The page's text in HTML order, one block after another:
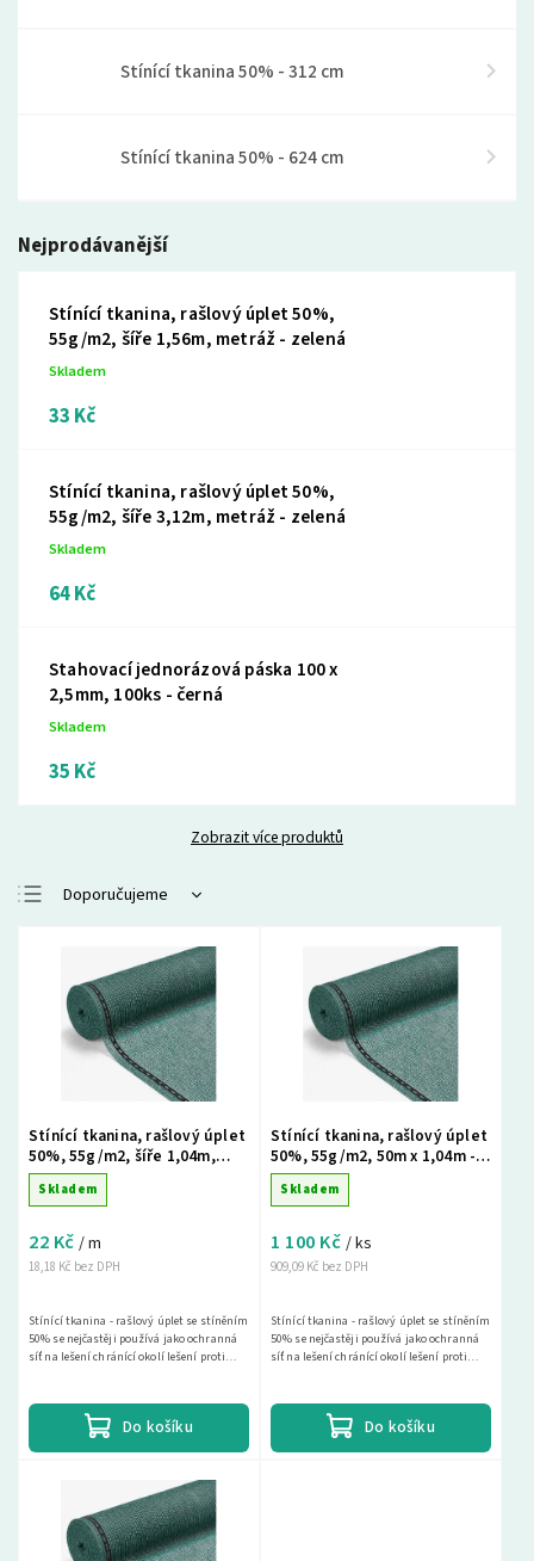
Stínící tkanina 50% - 312 cm
Stínící tkanina 50% - 624 cm
Nejprodávanější
Stínící tkanina, rašlový úplet 50%,
55g/m2, šíře 1,56m, metráž - zelená
Skladem
33 Kč
Stínící tkanina, rašlový úplet 50%,
55g/m2, šíře 3,12m, metráž - zelená
Skladem
64 Kč
Stahovací jednorázová páska 100 x
2,5mm, 100ks - černá
Skladem
35 Kč
Zobrazit více produktů
Doporučujeme
Nejdražší
Nejprodávanější
Abecedně
Stínící tkanina, rašlový úplet
50%, 55g/m2, šíře 1,04m,
metráž - zelená
Skladem
18,18 Kč bez DPH
22 Kč / m
Do košíku
Stínící tkanina - rašlový úplet se stíněním
50% se nejčastěji používá jako ochranná
síť na lešení chránící okolí lešení proti
Stínící tkanina, rašlový úplet
50%, 55g/m2, 50m x 1,04m -
zelená
Skladem
909,09 Kč bez DPH
1 100 Kč / ks
Do košíku
Stínící tkanina - rašlový úplet se stíněním
50% se nejčastěji používá jako ochranná
síť na lešení chránící okolí lešení proti